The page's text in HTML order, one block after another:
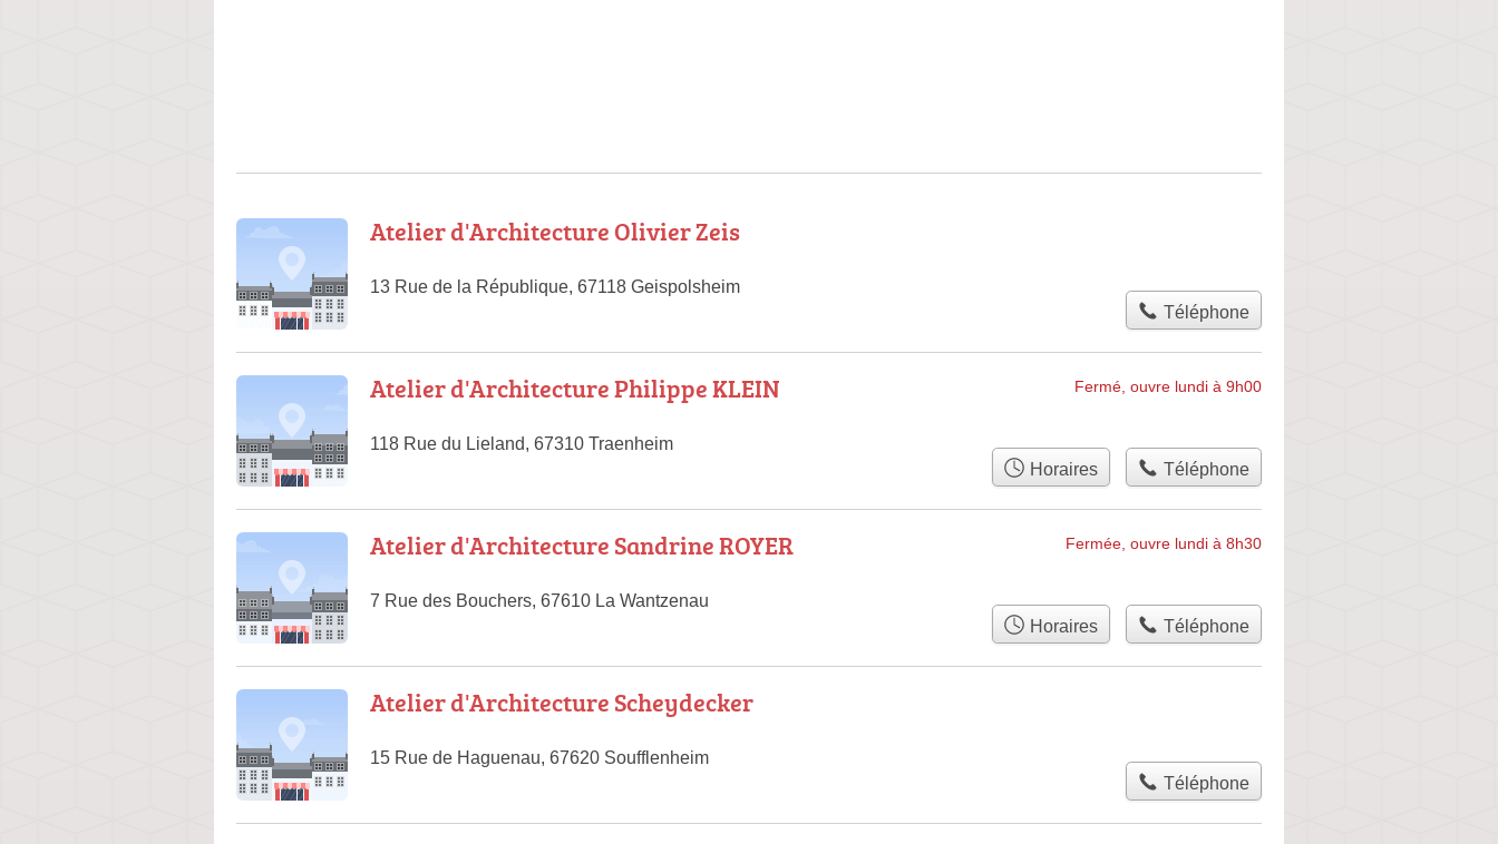
Atelier d'Architecture Olivier Zeis
13 Rue de la République, 67118 Geispolsheim
Téléphone
Atelier d'Architecture Philippe KLEIN
118 Rue du Lieland, 67310 Traenheim
Fermé, ouvre lundi à 9h00
Horaires Téléphone
Atelier d'Architecture Sandrine ROYER
7 Rue des Bouchers, 67610 La Wantzenau
Fermée, ouvre lundi à 8h30
Horaires Téléphone
Atelier d'Architecture Scheydecker
15 Rue de Haguenau, 67620 Soufflenheim
Téléphone